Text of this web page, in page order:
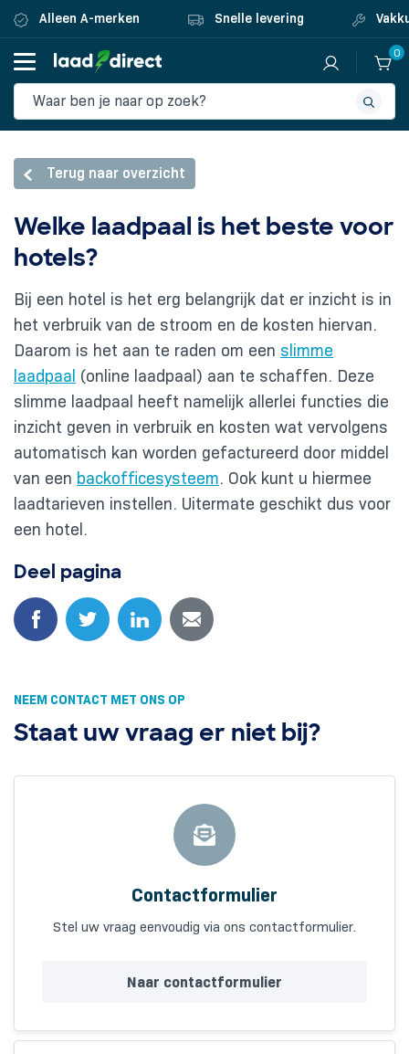
Alleen A-merken Snelle levering
0
Terug naar overzicht
Welke laadpaal is het beste voor
hotels?
Bij een hotel is het erg belangrijk dat er inzicht is in
het verbruik van de stroom en de kosten hiervan.
Daarom is het aan te raden om een slimme
laadpaal (online laadpaal) aan te schaffen. Deze
slimme laadpaal heeft namelijk allerlei functies die
inzicht geven in verbruik en kosten wat vervolgens
automatisch kan worden gefactureerd door middel
van een backofficesysteem. Ook kunt u hiermee
laadtarieven instellen. Uitermate geschikt dus voor
een hotel.
Deel pagina
NEEM CONTACT MET ONS OP
Staat uw vraag er niet bij?
Contactformulier
Stel uw vraag eenvoudig via ons contactformulier.
Naar contactformulier